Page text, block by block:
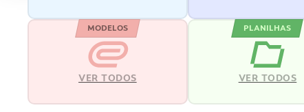
MODELOS
VER TODOS
PLANILHAS
VER TODOS